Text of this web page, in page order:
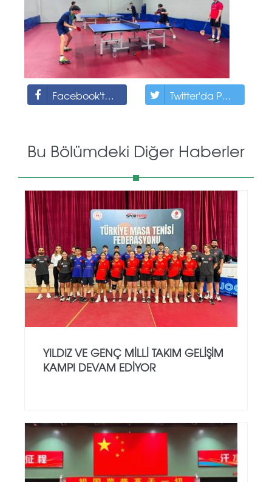
Facebook'ta Paylaş Twitter'da Paylaş
Bu Bölümdeki Diğer Haberler
YILDIZ VE GENÇ MILLI TAKIM GELIŞIM
KAMPI DEVAM EDIYOR